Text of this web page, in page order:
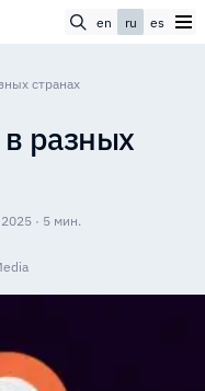
en ru es
странах
в разных
· 5 мин.